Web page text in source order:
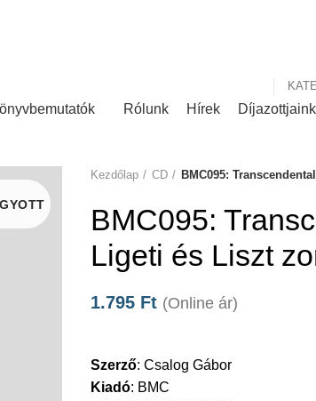
Rólunk Hírek Díjazottjaink
Kezdőlap CD BMC095:
BMC095:
Ligeti és Liszt
1.795 Ft (Online ár)
Szerző:Csalog Gábor
Kiadó: BMC